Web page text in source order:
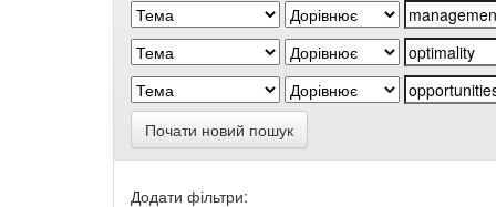
Почати новий пошук
Додати фільтри: